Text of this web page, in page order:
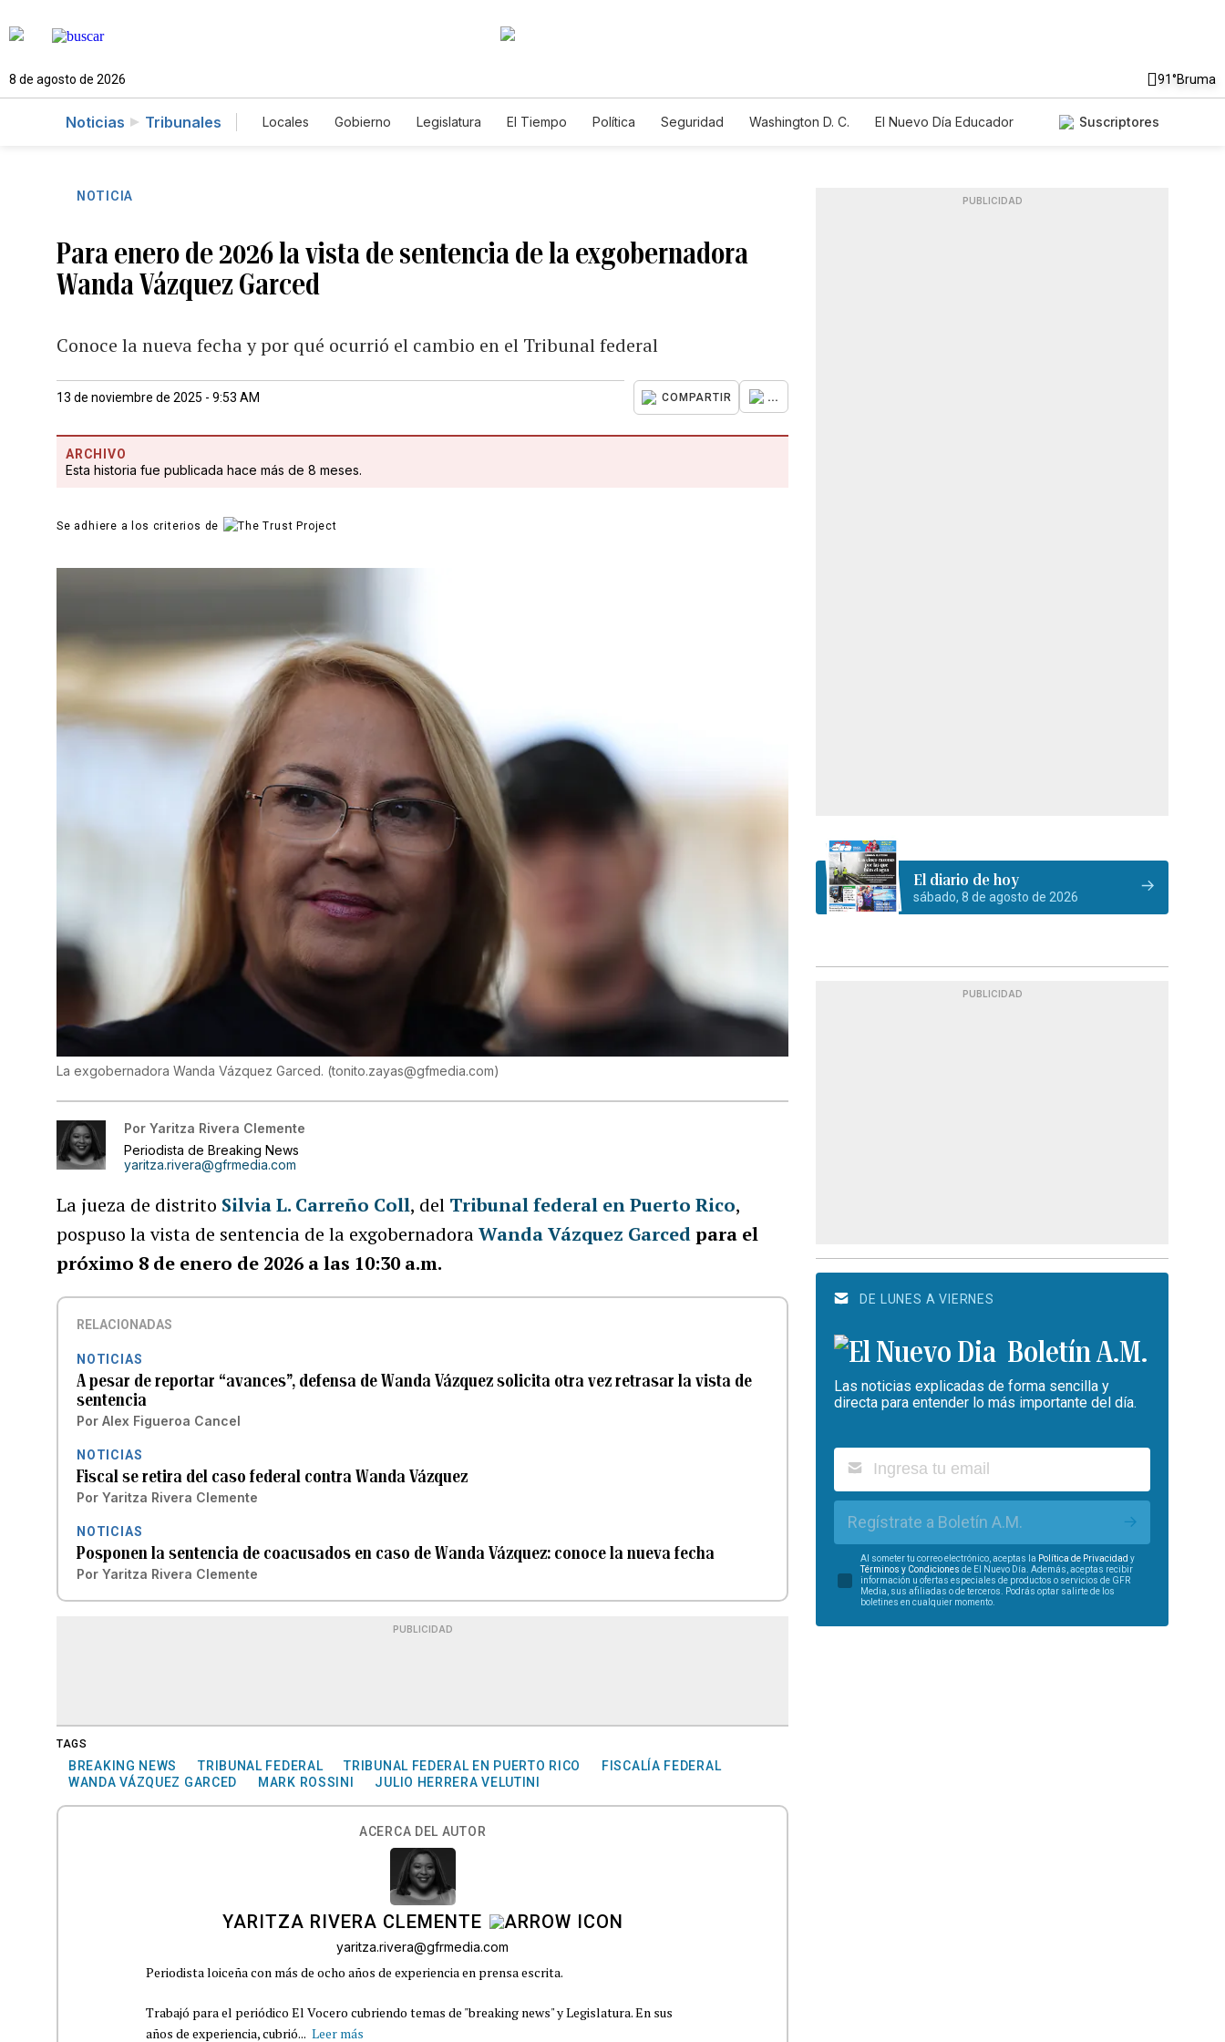
8 de agosto de 2026 91°Bruma
Noticias Tribunales Locales Gobierno Legislatura El Tiempo Política Seguridad Washington D. C.
El Nuevo Día Educador
Suscriptores
NOTICIA
Para enero de 2026 la vista de sentencia de la exgobernadora
Wanda Vázquez Garced
Conoce la nueva fecha y por qué ocurrió el cambio en el Tribunal federal
13 de noviembre de 2025 - 9:53 AM COMPARTIR ...
ARCHIVO
Esta historia fue publicada hace más de 8 meses.
Se adhiere a los criterios de
La exgobernadora Wanda Vázquez Garced. (tonito.zayas@gfmedia.com)
Por Yaritza Rivera Clemente
Periodista de Breaking News
yaritza.rivera@gfrmedia.com
La jueza de distrito Silvia L. Carreño Coll, del Tribunal federal en Puerto Rico,
pospuso la vista de sentencia de la exgobernadoraWanda Vázquez Garcedpara el
próximo 8 de enero de 2026 a las 10:30 a.m.
RELACIONADAS
NOTICIAS
A pesar de reportar “avances”, defensa de Wanda Vázquez solicita otra vez retrasar la vista de
sentencia
Por Alex Figueroa Cancel
NOTICIAS
Fiscal se retira del caso federal contra Wanda Vázquez
Por Yaritza Rivera Clemente
NOTICIAS
Posponen la sentencia de coacusados en caso de Wanda Vázquez: conoce la nueva fecha
Por Yaritza Rivera Clemente
PUBLICIDAD
TAGS
BREAKING NEWS TRIBUNAL FEDERAL TRIBUNAL FEDERAL EN PUERTO RICO
FISCALÍA FEDERAL
WANDA VÁZQUEZ GARCED
MARK ROSSINI JULIO HERRERA VELUTINI
ACERCA DEL AUTOR
YARITZA RIVERA CLEMENTE
yaritza.rivera@gfrmedia.com
Periodista loiceña con más de ocho años de experiencia en prensa escrita.
Trabajó para el periódico El Vocero cubriendo temas de "breaking news" y Legislatura. En sus
años de experiencia, cubrió... Leer más
PUBLICIDAD
El diario de hoy
sábado, 8 de agosto de 2026
PUBLICIDAD
DE LUNES A VIERNES
Boletín A.M.
Las noticias explicadas de forma sencilla y
directa para entender lo más importante del día.
Regístrate a Boletín A.M.
Al someter tu correo electrónico, aceptas la Política de Privacidad y
Términos y Condiciones de El Nuevo Día. Además, aceptas recibir
información u ofertas especiales de productos o servicios de GFR
Media, sus afiliadas o de terceros. Podrás optar salirte de los
boletines en cualquier momento.